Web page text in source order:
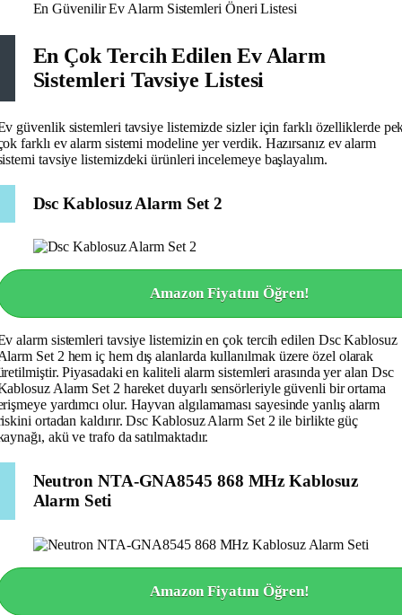
En Güvenilir Ev Alarm Sistemleri Öneri Listesi
En Çok Tercih Edilen Ev Alarm
Sistemleri Tavsiye Listesi
güvenlik sistemleri tavsiye listemizde sizler için farklı özelliklerde
farklı ev alarm sistemi modeline yer verdik. Hazırsanız ev alarm
tavsiye listemizdeki ürünleri incelemeye başlayalım.
Dsc Kablosuz Alarm Set 2
Amazon Fiyatını Öğren!
alarm sistemleri tavsiye listemizin en çok tercih edilen Dsc Kablosuz
Set 2 hem iç hem dış alanlarda kullanılmak üzere özel olarak
Piyasadaki en kaliteli alarm sistemleri arasında yer alan Dsc
Alarm Set 2 hareket duyarlı sensörleriyle güvenli bir ortama
yardımcı olur. Hayvan algılamaması sayesinde yanlış alarm
ortadan kaldırır. Dsc Kablosuz Alarm Set 2 ile birlikte güç
akü ve trafo da satılmaktadır.
Neutron NTA-GNA8545 868 MHz Kablosuz
Alarm Seti
Amazon Fiyatını Öğren!